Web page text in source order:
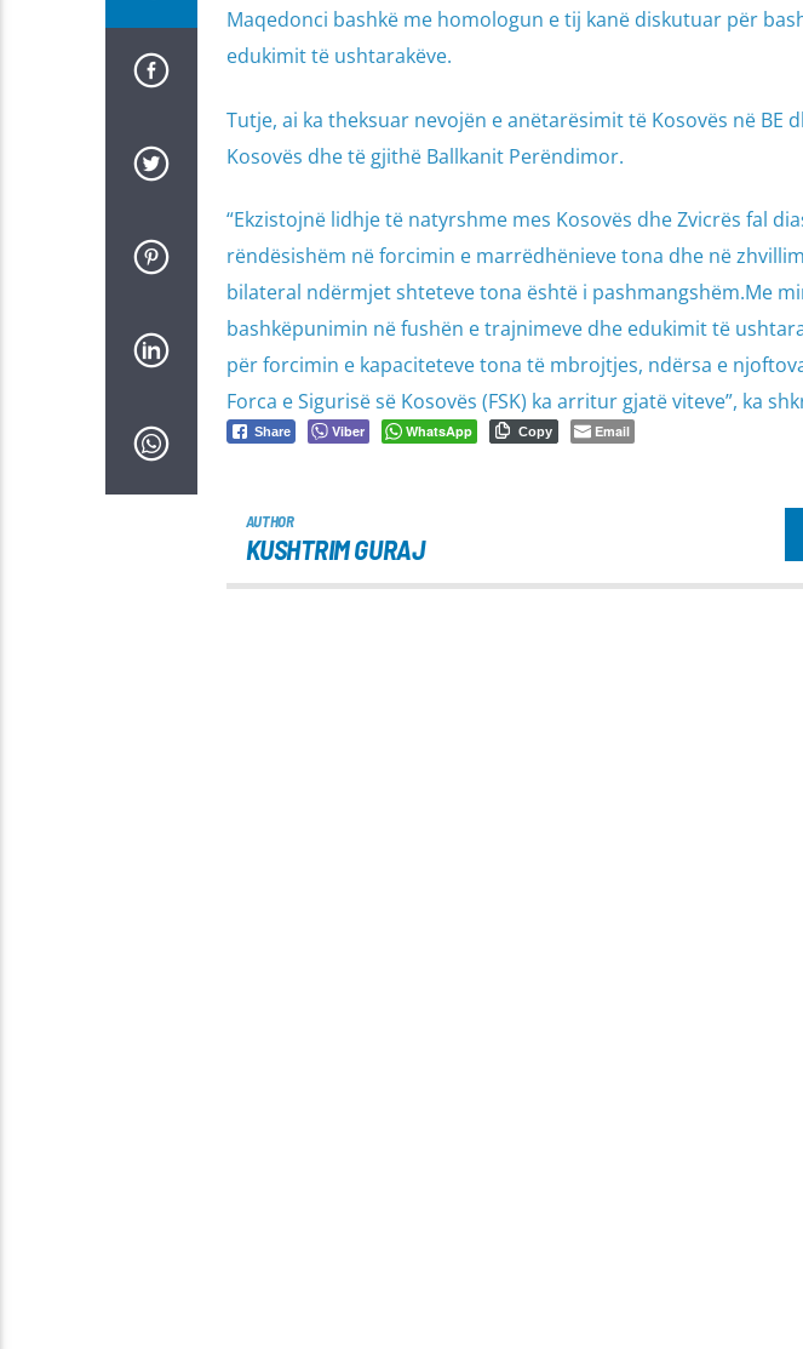
Maqedonci bashkë me homologun e tij kanë diskutuar për
edukimit të ushtarakëve.
Tutje, ai ka theksuar nevojën e anëtarësimit të Kosovës në BE
Kosovës dhe të gjithë Ballkanit Perëndimor.
“Ekzistojnë lidhje të natyrshme mes Kosovës dhe Zvicrës fal
rëndësishëm në forcimin e marrëdhënieve tona dhe në
bilateral ndërmjet shteteve tona është i pashmangshëm.Me
bashkëpunimin në fushën e trajnimeve dhe edukimit të
për forcimin e kapaciteteve tona të mbrojtjes, ndërsa e
Forca e Sigurisë së Kosovës (FSK) ka arritur gjatë viteve”, ka
Share Viber WhatsApp Copy Email
AUTHOR
KUSHTRIM GURAJ